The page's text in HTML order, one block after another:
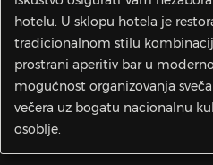
hotelu. U sklopu hotela je
tradicionalnom stilu
prostrani aperitiv bar u
mogućnost organizovanja
večera uz bogatu nacionalnu
osoblje.